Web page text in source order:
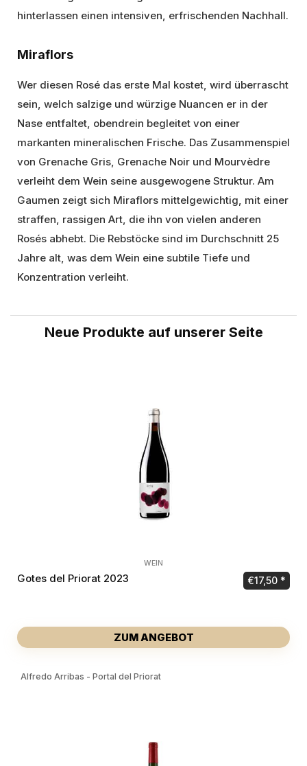
hinterlassen einen intensiven, erfrischenden Nachhall.
Miraflors
Wer diesen Rosé das erste Mal kostet, wird überrascht
sein, welch salzige und würzige Nuancen er in der
Nase entfaltet, obendrein begleitet von einer
markanten mineralischen Frische. Das Zusammenspiel
von Grenache Gris, Grenache Noir und Mourvèdre
verleiht dem Wein seine ausgewogene Struktur. Am
Gaumen zeigt sich Miraflors mittelgewichtig, mit einer
straffen, rassigen Art, die ihn von vielen anderen
Rosés abhebt. Die Rebstöcke sind im Durchschnitt 25
Jahre alt, was dem Wein eine subtile Tiefe und
Konzentration verleiht.
Neue Produkte auf unserer Seite
WEIN
Gotes del Priorat 2023 €17,50
ZUM ANGEBOT
Alfredo Arribas - Portal del Priorat